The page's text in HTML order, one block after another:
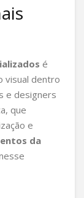
é
visual dentro
e designers
que
e
da